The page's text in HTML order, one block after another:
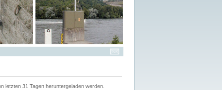
letzten 31 Tagen heruntergeladen werden.